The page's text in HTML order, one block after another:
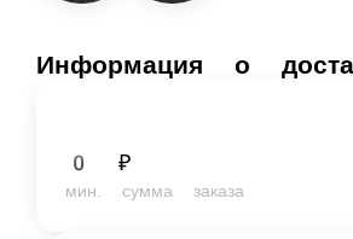
Информация о доставке
0 ₽
мин. сумма заказа